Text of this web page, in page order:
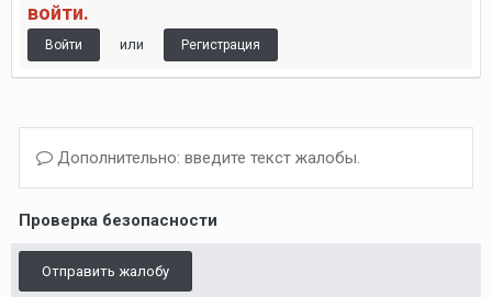
войти.
Войти или Регистрация
Дополнительно: введите текст жалобы.
Проверка безопасности
Отправить жалобу